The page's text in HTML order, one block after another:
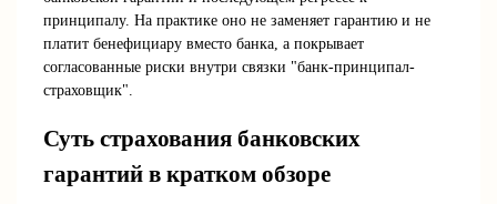
принципалу. На практике оно не заменяет гарантию и не
платит бенефициару вместо банка, а покрывает
согласованные риски внутри связки "банк-принципал-
страховщик".
Суть страхования банковских
гарантий в кратком обзоре